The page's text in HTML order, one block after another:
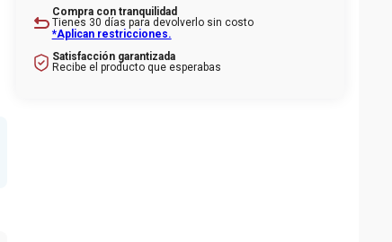
Compra con tranquilidad
Tienes 30 días para devolverlo sin costo
*Aplican restricciones.
Satisfacción garantizada
Recibe el producto que esperabas